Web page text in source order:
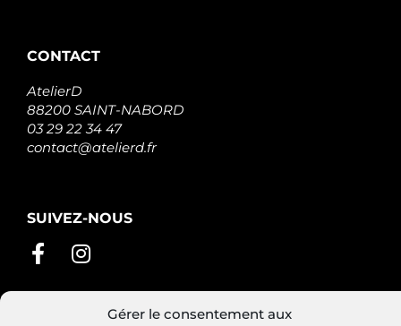
Gérer le consentement aux
CONTACT
AtelierD
88200 SAINT-NABORD
03 29 22 34 47
contact@atelierd.fr
SUIVEZ-NOUS